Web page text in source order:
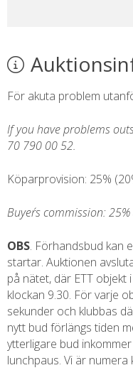
För akuta problem
If you have problems
70 790 00 52.
Köparprovision: 25%
Buyer´s commission: 25%
OBS. Förhandsbud kan
startar. Auktionen
på nätet, där ETT objekt
klockan 9.30. För varje
sekunder och klubbas
nytt bud förlängs tiden
ytterligare bud
lunchpaus. Vi är numera